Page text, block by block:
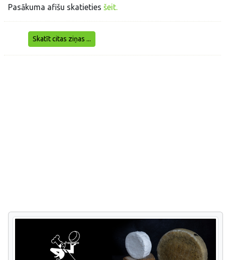
Pasākuma afišu skatieties šeit.
Skatīt citas ziņas ...